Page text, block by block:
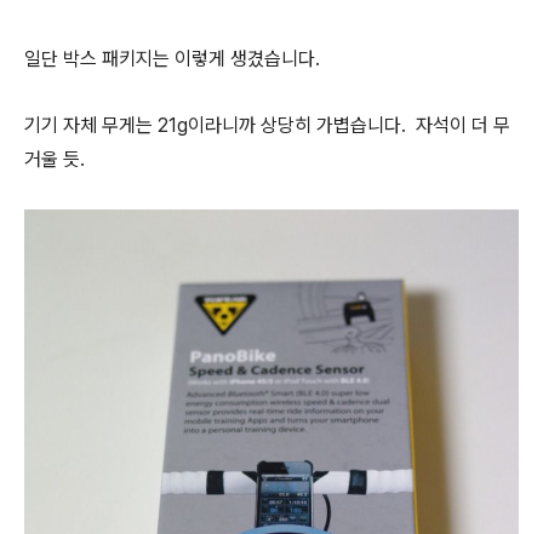
일단 박스 패키지는 이렇게 생겼습니다.
기기 자체 무게는 21g이라니까 상당히 가볍습니다. 자석이 더 무
거울 듯.